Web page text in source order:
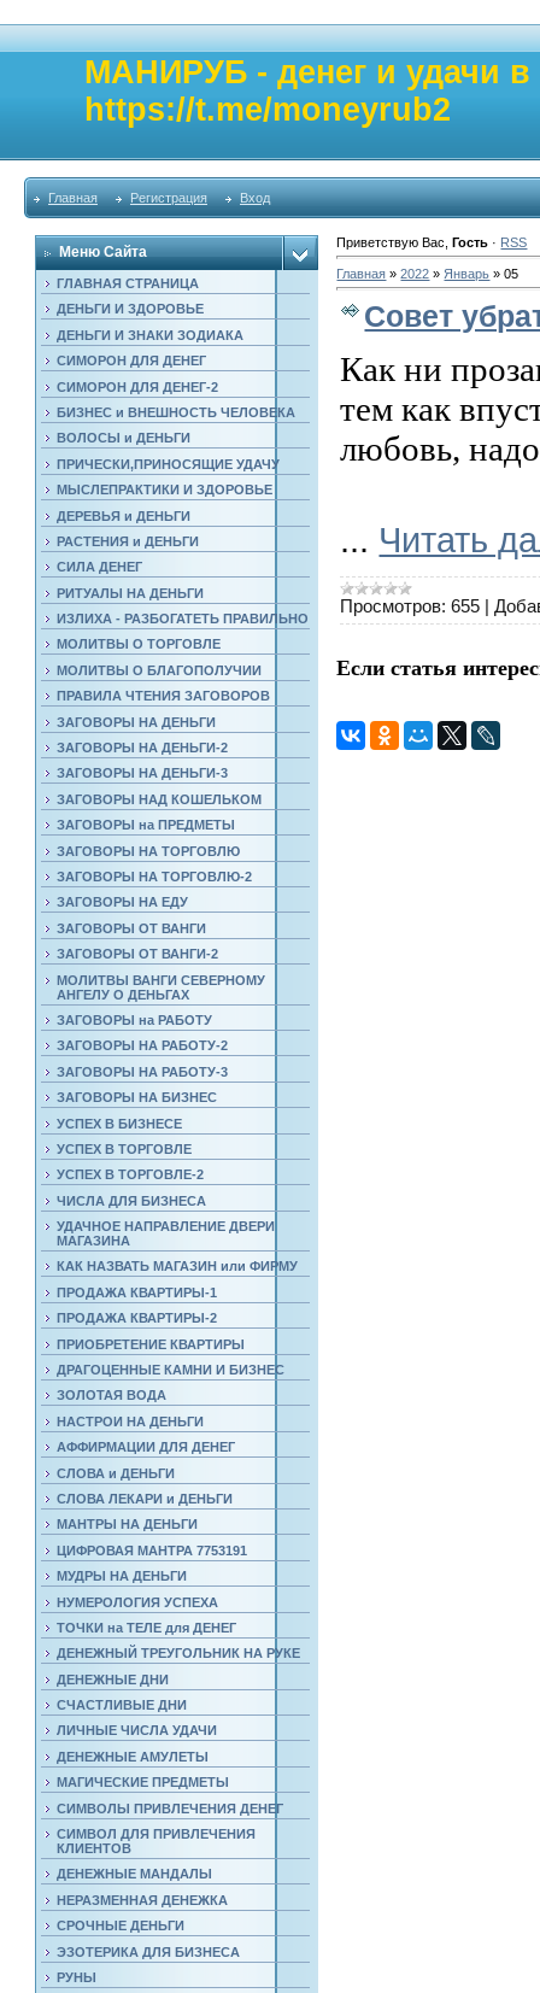
МАНИРУБ - денег и удачи
https://t.me/moneyrub2
Главная Регистрация Вход
Меню Сайта
ГЛАВНАЯ СТРАНИЦА
ДЕНЬГИ И ЗДОРОВЬЕ
ДЕНЬГИ И ЗНАКИ ЗОДИАКА
СИМОРОН ДЛЯ ДЕНЕГ
СИМОРОН ДЛЯ ДЕНЕГ-2
БИЗНЕС и ВНЕШНОСТЬ ЧЕЛОВЕКА
ВОЛОСЫ и ДЕНЬГИ
ПРИЧЕСКИ,ПРИНОСЯЩИЕ УДАЧУ
МЫСЛЕПРАКТИКИ И ЗДОРОВЬЕ
ДЕРЕВЬЯ и ДЕНЬГИ
РАСТЕНИЯ и ДЕНЬГИ
СИЛА ДЕНЕГ
РИТУАЛЫ НА ДЕНЬГИ
ИЗЛИХА - РАЗБОГАТЕТЬ ПРАВИЛЬНО
МОЛИТВЫ О ТОРГОВЛЕ
МОЛИТВЫ О БЛАГОПОЛУЧИИ
ПРАВИЛА ЧТЕНИЯ ЗАГОВОРОВ
ЗАГОВОРЫ НА ДЕНЬГИ
ЗАГОВОРЫ НА ДЕНЬГИ-2
ЗАГОВОРЫ НА ДЕНЬГИ-3
ЗАГОВОРЫ НАД КОШЕЛЬКОМ
ЗАГОВОРЫ на ПРЕДМЕТЫ
ЗАГОВОРЫ НА ТОРГОВЛЮ
ЗАГОВОРЫ НА ТОРГОВЛЮ-2
ЗАГОВОРЫ НА ЕДУ
ЗАГОВОРЫ ОТ ВАНГИ
ЗАГОВОРЫ ОТ ВАНГИ-2
МОЛИТВЫ ВАНГИ СЕВЕРНОМУ
АНГЕЛУ О ДЕНЬГАХ
ЗАГОВОРЫ на РАБОТУ
ЗАГОВОРЫ НА РАБОТУ-2
ЗАГОВОРЫ НА РАБОТУ-3
ЗАГОВОРЫ НА БИЗНЕС
УСПЕХ В БИЗНЕСЕ
УСПЕХ В ТОРГОВЛЕ
УСПЕХ В ТОРГОВЛЕ-2
ЧИСЛА ДЛЯ БИЗНЕСА
УДАЧНОЕ НАПРАВЛЕНИЕ ДВЕРИ
МАГАЗИНА
КАК НАЗВАТЬ МАГАЗИН или ФИРМУ
ПРОДАЖА КВАРТИРЫ-1
ПРОДАЖА КВАРТИРЫ-2
ПРИОБРЕТЕНИЕ КВАРТИРЫ
ДРАГОЦЕННЫЕ КАМНИ И БИЗНЕС
ЗОЛОТАЯ ВОДА
НАСТРОИ НА ДЕНЬГИ
АФФИРМАЦИИ ДЛЯ ДЕНЕГ
СЛОВА и ДЕНЬГИ
СЛОВА ЛЕКАРИ и ДЕНЬГИ
МАНТРЫ НА ДЕНЬГИ
ЦИФРОВАЯ МАНТРА 7753191
МУДРЫ НА ДЕНЬГИ
НУМЕРОЛОГИЯ УСПЕХА
ТОЧКИ на ТЕЛЕ для ДЕНЕГ
ДЕНЕЖНЫЙ ТРЕУГОЛЬНИК НА РУКЕ
ДЕНЕЖНЫЕ ДНИ
СЧАСТЛИВЫЕ ДНИ
ЛИЧНЫЕ ЧИСЛА УДАЧИ
ДЕНЕЖНЫЕ АМУЛЕТЫ
МАГИЧЕСКИЕ ПРЕДМЕТЫ
СИМВОЛЫ ПРИВЛЕЧЕНИЯ ДЕНЕГ
СИМВОЛ ДЛЯ ПРИВЛЕЧЕНИЯ
КЛИЕНТОВ
ДЕНЕЖНЫЕ МАНДАЛЫ
НЕРАЗМЕННАЯ ДЕНЕЖКА
СРОЧНЫЕ ДЕНЬГИ
ЭЗОТЕРИКА ДЛЯ БИЗНЕСА
РУНЫ
Приветствую Вас ,Гость · RSS
Главная »2022 » Январь » 05
Совет
Как ни
тем как
любовь,
... Читать
Просмотров: 655 |
Если статья